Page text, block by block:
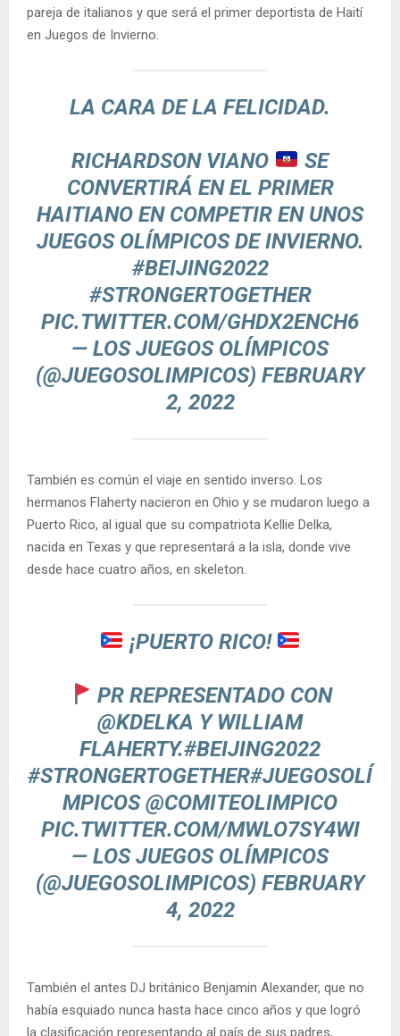
pareja de italianos y que será el primer deportista de Haití
en Juegos de Invierno.
LA CARA DE LA FELICIDAD.
RICHARDSON VIANO
SE
CONVERTIRÁ EN EL PRIMER
HAITIANO EN COMPETIR EN UNOS
JUEGOS OLÍMPICOS DE INVIERNO.
#BEIJING2022
#STRONGERTOGETHER
PIC.TWITTER.COM/GHDX2ENCH6
— LOS JUEGOS OLÍMPICOS
(@JUEGOSOLIMPICOS) FEBRUARY
2, 2022
También es común el viaje en sentido inverso. Los
hermanos Flaherty nacieron en Ohio y se mudaron luego a
Puerto Rico, al igual que su compatriota Kellie Delka,
nacida en Texas y que representará a la isla, donde vive
desde hace cuatro años, en skeleton.
¡PUERTO RICO!
PR REPRESENTADO CON
@KDELKA Y WILLIAM
FLAHERTY.#BEIJING2022
#STRONGERTOGETHER#JUEGOSOLÍ
MPICOS @COMITEOLIMPICO
PIC.TWITTER.COM/MWLO7SY4WI
— LOS JUEGOS OLÍMPICOS
(@JUEGOSOLIMPICOS) FEBRUARY
4, 2022
También el antes DJ británico Benjamin Alexander, que no
había esquiado nunca hasta hace cinco años y que logró
la clasificación representando al país de sus padres,